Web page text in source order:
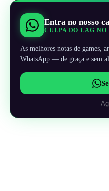
Entra no nosso
CULPA DO LAG NO
As melhores notas de games,
WhatsApp — de graça e sem